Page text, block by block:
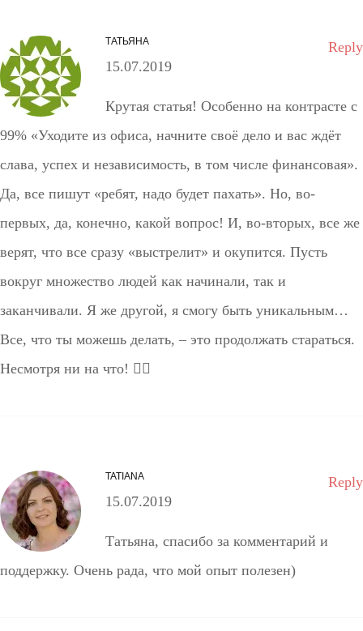
ТАТЬЯНА
15.07.2019
Крутая статья! Особенно на контрасте с
99% «Уходите из офиса, начните своё дело и вас ждёт
слава, успех и независимость, в том числе финансовая».
Да, все пишут «ребят, надо будет пахать». Но, во-
первых, да, конечно, какой вопрос! И, во-вторых, все же
верят, что все сразу «выстрелит» и окупится. Пусть
вокруг множество людей как начинали, так и
заканчивали. Я же другой, я смогу быть уникальным…
Все, что ты можешь делать, – это продолжать стараться.
Несмотря ни на что! 👍🏻
Reply
TATIANA
15.07.2019
Татьяна, спасибо за комментарий и
поддержку. Очень рада, что мой опыт полезен)
Reply